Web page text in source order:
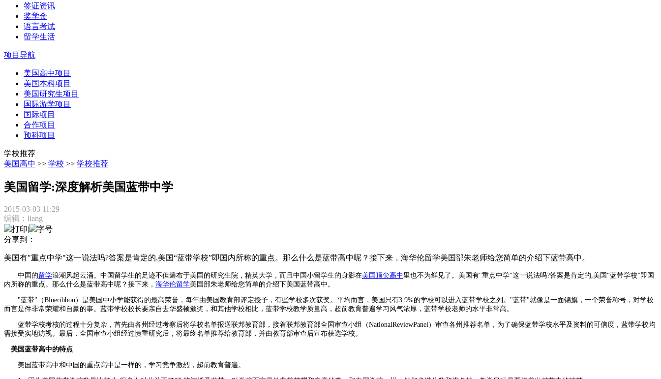
签证资讯
奖学金
语言考试
留学生活
项目导航
美国高中项目
美国本科项目
美国研究生项目
国际游学项目
国际项目
合作项目
预科项目
学校推荐
美国高中 >> 学校 >> 学校推荐
美国留学:深度解析美国蓝带中学
2015-03-03 11:29
编辑：liang
打印|
字号
分享到：
美国有"重点中学"这一说法吗?答案是肯定的,美国“蓝带学校”即国内所称的重点。那么什么是蓝带高中呢？接下来，海华伦留学美国部朱老师给您简单的介绍下蓝带高中。
中国的留学浪潮风起云涌。中国留学生的足迹不但遍布于美国的研究生院，精英大学，而且中国小留学生的身影在美国顶尖高中里也不为鲜见了。美国有"重点中学"这一说法吗?答案是肯定的,美国“蓝带学校”即国
内所称的重点。那么什么是蓝带高中呢？接下来， 海华伦留学美国部朱老师给您简单的介绍下美国蓝带高中。
"蓝带"（Blueribbon）是美国中小学能获得的最高荣誉，每年由美国教育部评定授予，有些学校多次获奖。平均而言，美国只有3.9%的学校可以进入蓝带学校之列。"蓝带"就像是一面锦旗，一个荣誉称号，对学校
而言是件非常荣耀和自豪的事。蓝带学校校长要亲自去华盛顿颁奖，和其他学校相比，蓝带学校教学质量高，超前教育普遍学习风气浓厚，蓝带学校老师的水平非常高。
蓝带学校考核的过程十分复杂，首先由各州经过考察后将学校名单报送联邦教育部，接着联邦教育部全国审查小组（NationalReviewPanel）审查各州推荐名单，为了确保蓝带学校水平及资料的可信度，蓝带学校均
需接受实地访视。最后，全国审查小组经过慎重研究后，将最终名单推荐给教育部，并由教育部审查后宣布获选学校。
美国蓝带高中的特点
美国蓝带高中和中国的重点高中是一样的，学习竞争激烈，超前教育普遍。